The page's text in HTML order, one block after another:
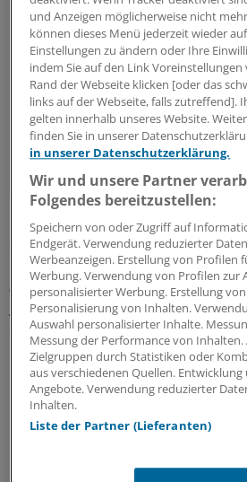
Update-Seminare
Jedes Update-Seminarbehandelt
Themen eines Fachgebietes in
Teilseminaren.
med update-Seminarprogramm:
update.com/ gesamtprogramm/
Forscher derselben Arbeitsgruppe
ob sich mit ähnlichen Methoden
lässt, ob jemand eher von
(KVT) oder von Antidepressiva
Ausgangspunkt wählten sie den
cinguli (SCC) im ventromedialen
"Hier handelt es sich um eine
neuronaler Netzwerke, die der
Depression zugrunde liegen",
und Anzeigen möglicherweise nicht
können dieses Menü jederzeit wieder
Einstellungen zu ändern oder Ihre
indem Sie auf den Link
Rand der Webseite klicken [oder das
links auf der Webseite, falls zutreffend].
gelten innerhalb unseres Website.
finden Sie in unserer
in unserer Datenschutzerklärung.
Wir und unsere Partner
Folgendes bereitzustellen:
Speichern von oder Zugriff auf
Endgerät. Verwendung reduzierter
Werbeanzeigen. Erstellung von Profilen
Werbung. Verwendung von Profilen zur
personalisierter Werbung. Erstellung
Personalisierung von Inhalten.
Auswahl personalisierter Inhalte.
Messung der Performance von Inhalten.
Zielgruppen durch Statistiken oder
aus verschiedenen Quellen.
Angebote. Verwendung reduzierter
Inhalten.
Liste der Partner (Lieferanten)